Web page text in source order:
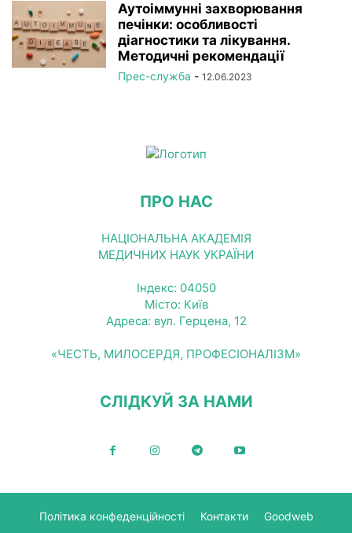
Аутоіммунні захворювання
печінки: особливості
діагностики та лікування.
Методичні рекомендації
Прес-служба - 12.06.2023
ПРО НАС
НАЦІОНАЛЬНА АКАДЕМІЯ
МЕДИЧНИХ НАУК УКРАЇНИ
Індекс: 04050
Місто: Київ
Адреса: вул. Герцена, 12
«ЧЕСТЬ, МИЛОСЕРДЯ, ПРОФЕСІОНАЛІЗМ»
СЛІДКУЙ ЗА НАМИ
Політика конфеденційності Контакти Goodweb